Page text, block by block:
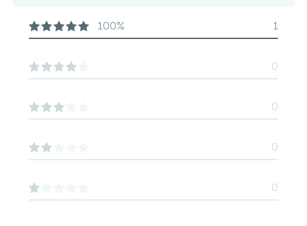
100% 1
0
0
0
0